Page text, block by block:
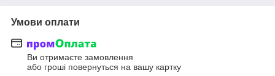
Умови оплати
Ви отримаєте замовлення
або гроші повернуться на вашу картку